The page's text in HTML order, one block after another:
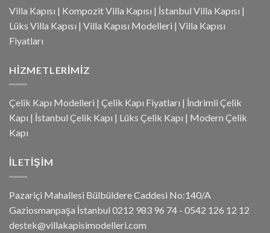
Villa Kapısı | Kompozit Villa Kapısı | İstanbul Villa Kapısı |
Lüks Villa Kapısı | Villa Kapısı Modelleri | Villa Kapısı
Fiyatları
HIZMETLERIMIZ
Çelik Kapı Modelleri | Çelik Kapı Fiyatları | İndrimli Çelik
Kapı | İstanbul Çelik Kapı | Lüks Çelik Kapı | Modern Çelik
Kapı
İLETIŞIM
Pazariçi Mahallesi Bülbüldere Caddesi No:140/A
Gaziosmanpaşa İstanbul 0212 983 96 74 - 0542 126 12 12
destek@villakapisimodelleri.com